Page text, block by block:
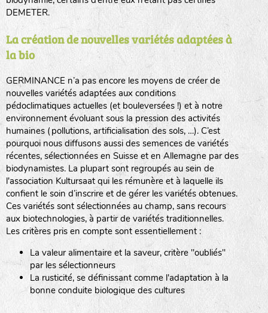
DEMETER.
La création de nouvelles variétés adaptées à
la bio
GERMINANCE n’a pas encore les moyens de créer de
nouvelles variétés adaptées aux conditions
pédoclimatiques actuelles (et bouleversées !) et à notre
environnement évoluant sous la pression des activités
humaines (pollutions, artificialisation des sols, …). C’est
pourquoi nous diffusons aussi des semences de variétés
récentes, sélectionnées en Suisse et en Allemagne par des
biodynamistes. La plupart sont regroupés au sein de
l'association Kultursaat qui les rémunère et à laquelle ils
confient le soin d’inscrire et de gérer les variétés obtenues.
Ces variétés sont sélectionnées au champ, sans recours
aux biotechnologies, à partir de variétés traditionnelles.
Les critères pris en compte sont essentiellement :
La valeur alimentaire et la saveur, critère "oubliés"
par les sélectionneurs
La rusticité, se définissant comme l'adaptation à la
bonne conduite biologique des cultures
BINGENHEIMER SAATGUT (BGH)
www.bingenheimersaatgut.de
DE BOLSTER (DBO)
www.bolster.nl
GRAINE DEL PAÏS (GDP)
www.grainesdelpais.com
JARDIN EN’VIE (JEV)
LA BOITE A GRAINES (LBAG)
BEL : Code de la variété
(Ici Belle de nuit)
20 : Année de récolte(ici 2020)
BPA : Initiales du producteur ou du fournisseur de la
semence.
1 : Numéro d’ordre du lot
A : Sans calibre.
G: Gros
M: Moyen calibre
P: Petit calibre
Légumes feuilles
Légumes racines
Plantes aromatiques